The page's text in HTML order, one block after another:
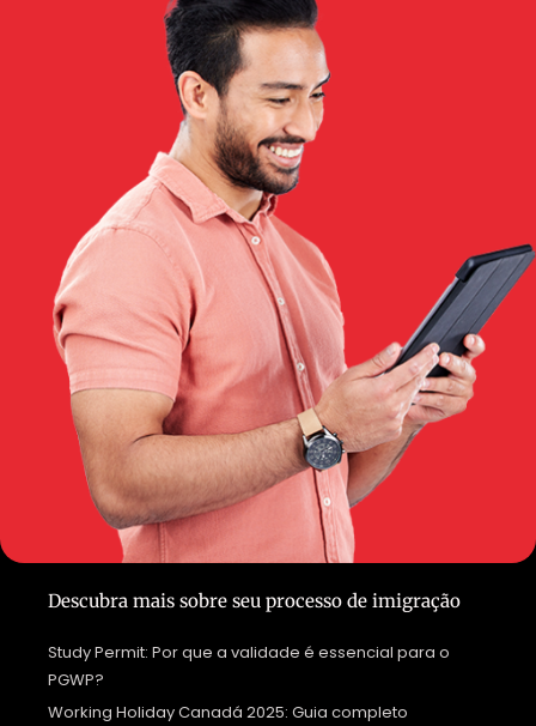
Descubra mais sobre seu processo de imigração
Study Permit: Por que a validade é essencial para o
PGWP?
Working Holiday Canadá 2025: Guia completo